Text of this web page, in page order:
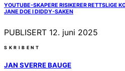
YOUTUBE-SKAPERE RISIKERER RETTSLIGE
JANE DOE I DIDDY-SAKEN
PUBLISERT 12. juni 2025
SKRIBENT
JAN SVERRE BAUGE